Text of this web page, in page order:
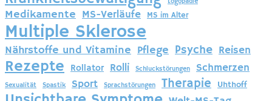
Medikamente MS-Verläufe MS im Alter
Multiple Sklerose
Nährstoffe und Vitamine Pflege Psyche Reisen
Rezepte Rollator Rolli Schluckstörungen Schmerzen
Sexualität Spastik Sport Sprachstörungen Therapie Uhthoff